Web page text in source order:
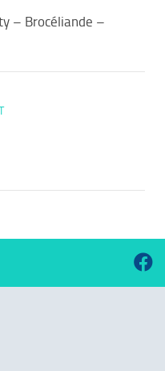
– Brocéliande –